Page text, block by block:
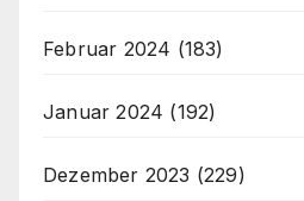
Februar 2024 (183)
Januar 2024 (192)
Dezember 2023 (229)